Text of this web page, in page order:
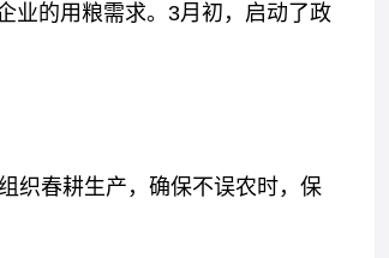
业的用粮需求。3月初，启动了政
织春耕生产，确保不误农时，保